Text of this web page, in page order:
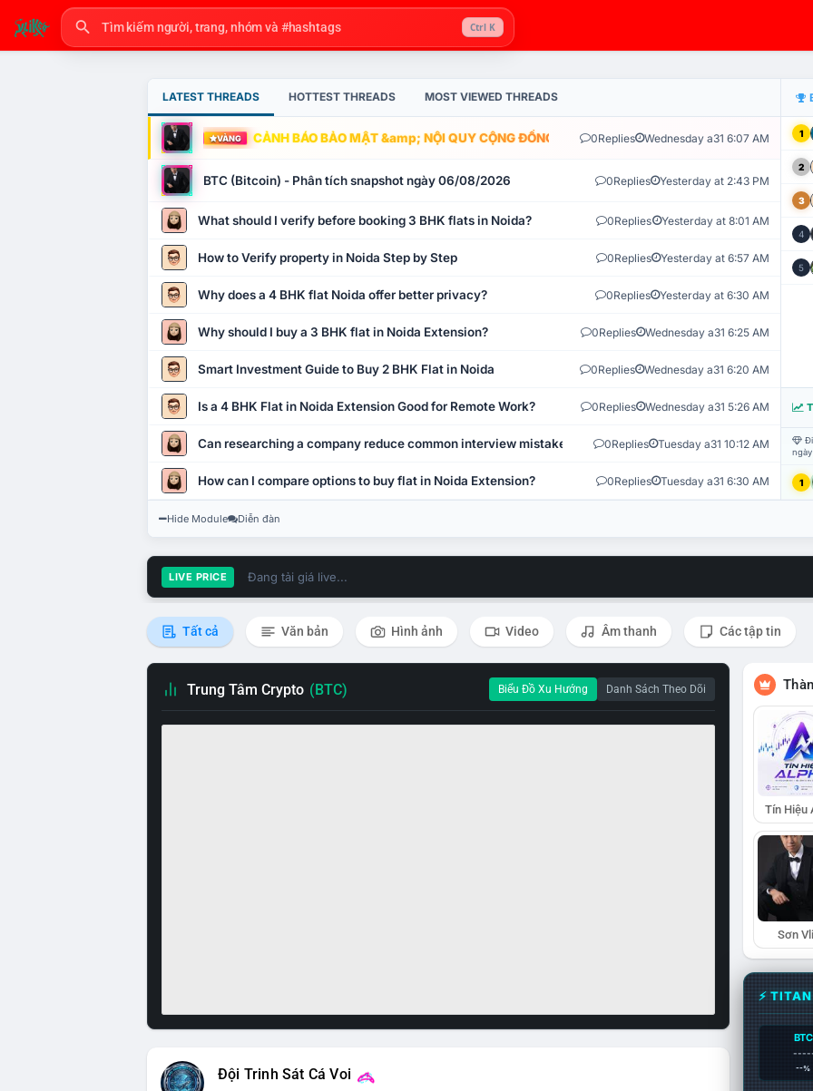
Ctrl K
LATEST THREADS HOTTEST THREADS MOST VIEWED THREADS
VÀNG CẢNH BÁO BẢO MẬT &amp; NỘI QUY CỘNG ĐỒNG VLIKE.VN: HỆ THỐNG GIÁM SÁT TỰ
0Replies Wednesday a31 6:07 AM
BTC (Bitcoin) - Phân tích snapshot ngày 06/08/2026 0Replies Yesterday at 2:43 PM
What should I verify before booking 3 BHK flats in Noida? 0Replies Yesterday at 8:01 AM
How to Verify property in Noida Step by Step 0Replies Yesterday at 6:57 AM
Why does a 4 BHK flat Noida offer better privacy? 0Replies Yesterday at 6:30 AM
Why should I buy a 3 BHK flat in Noida Extension? 0Replies Wednesday a31 6:25 AM
Smart Investment Guide to Buy 2 BHK Flat in Noida 0Replies Wednesday a31 6:20 AM
Is a 4 BHK Flat in Noida Extension Good for Remote Work? 0Replies Wednesday a31 5:26 AM
Can researching a company reduce common interview mistakes? 0Replies Tuesday a31 10:12 AM
How can I compare options to buy flat in Noida Extension? 0Replies Tuesday a31 6:30 AM
1
2
3
4
5
1
Hide Module Diễn đàn
LIVE PRICE Đang tải giá live...
Tất cả Văn bản Hình ảnh Video Âm thanh Các tập tin
Trung Tâm Crypto (BTC) Biểu Đồ Xu Hướng Danh Sách Theo Dõi
Đội Trinh Sát Cá Voi
Tín Hiệu
Sơn
⚡
BTC
--%